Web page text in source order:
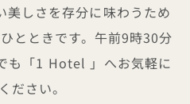
しさを存分に味わうため
とときです。午前9時30分
も「1 Hotel 」へお気軽に
ださい。